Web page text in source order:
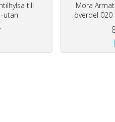
till
utan
Mora
överdel 020